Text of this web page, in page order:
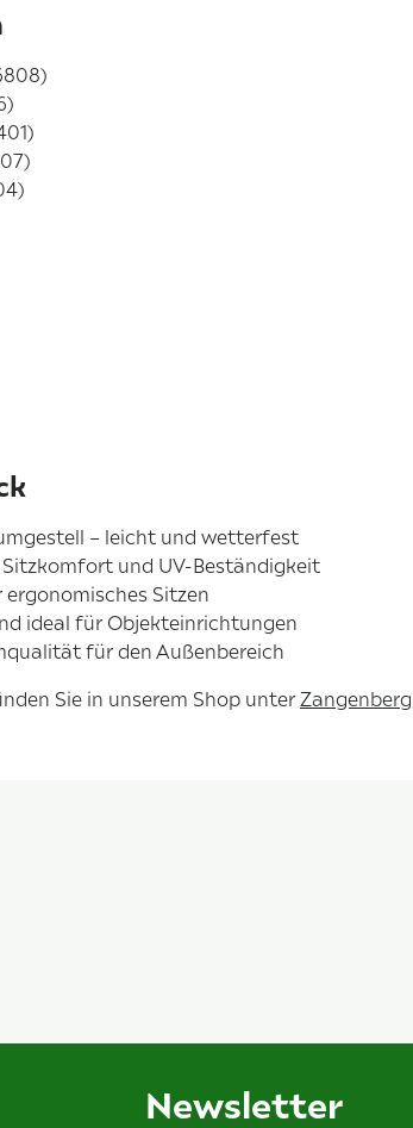
– leicht und wetterfest
und UV-Beständigkeit
Sitzen
ideal für Objekteinrichtungen
für den Außenbereich
Sie in unserem Shop unter
Newsletter